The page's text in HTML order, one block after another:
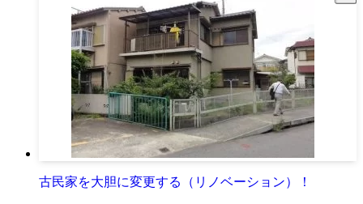
古民家を大胆に変更する（リノベーション）！